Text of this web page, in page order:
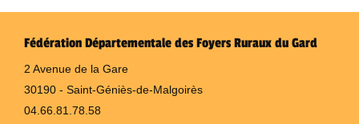
Fédération Départementale des Foyers Ruraux du Gard
2 Avenue de la Gare
30190 - Saint-Géniès-de-Malgoirès
04.66.81.78.58